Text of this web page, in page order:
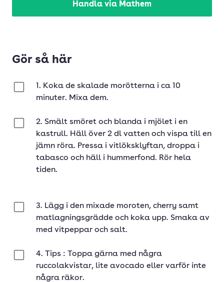
Handla via Mathem
Gör så här
1. Koka de skalade morötterna i ca 10
minuter. Mixa dem.
2. Smält smöret och blanda i mjölet i en
kastrull. Häll över 2 dl vatten och vispa till en
jämn röra. Pressa i vitlöksklyftan, droppa i
tabasco och häll i hummerfond. Rör hela
tiden.
3. Lägg i den mixade moroten, cherry samt
matlagningsgrädde och koka upp. Smaka av
med vitpeppar och salt.
4. Tips : Toppa gärna med några
ruccolakvistar, lite avocado eller varför inte
några räkor.